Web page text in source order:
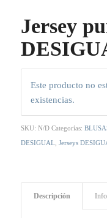
Jersey
Este producto no
existencias.
SKU: N/D Categorías:
DESIGUAL Jerseys
Descripción